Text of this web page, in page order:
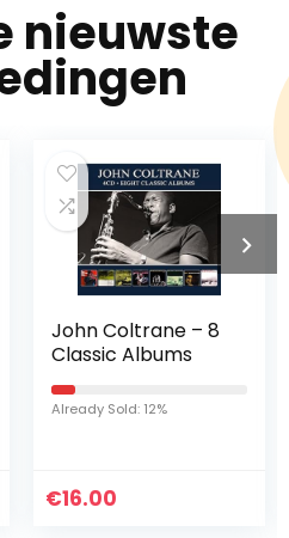
nieuwste
Ballads
Already Sold: 80%
€19.99